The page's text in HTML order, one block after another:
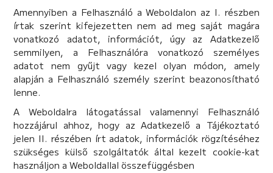
Amennyiben a Felhasználó a Weboldalon az I. részben
írtak szerint kifejezetten nem ad meg saját magára
vonatkozó adatot, információt, úgy az Adatkezelő
semmilyen, a Felhasználóra vonatkozó személyes
adatot nem gyűjt vagy kezel olyan módon, amely
alapján a Felhasználó személy szerint beazonosítható
lenne.
A Weboldalra látogatással valamennyi Felhasználó
hozzájárul ahhoz, hogy az Adatkezelő a Tájékoztató
jelen II. részében írt adatok, információk rögzítéséhez
szükséges külső szolgáltatók által kezelt cookie-kat
használjon a Weboldallal összefüggésben